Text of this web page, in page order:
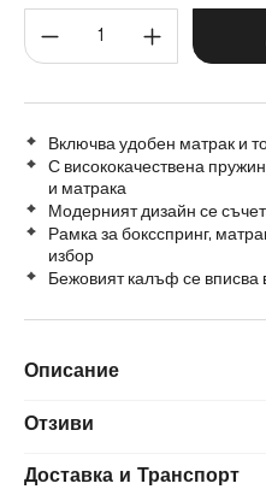
Матрак с покет пружини
Включва удобен матрак и
С висококачествена
и матрака
Модерният дизайн се
Рамка за боксспринг,
избор
Бежовият калъф се вписва
Описание
Отзиви
Доставка и Транспорт